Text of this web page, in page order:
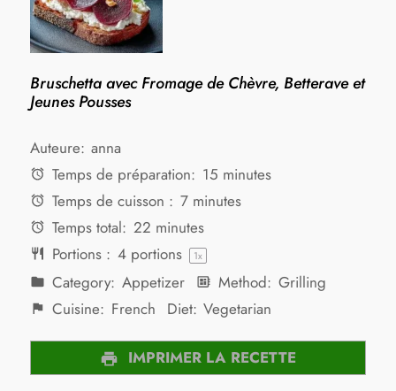
Bruschetta avec Fromage de Chèvre, Betterave et
Jeunes Pousses
Auteure: anna
Temps de préparation: 15 minutes
Temps de cuisson : 7 minutes
Temps total: 22 minutes
Portions : 4portions 1x
Category: Appetizer Method: Grilling
Cuisine: French Diet: Vegetarian
IMPRIMER LA RECETTE